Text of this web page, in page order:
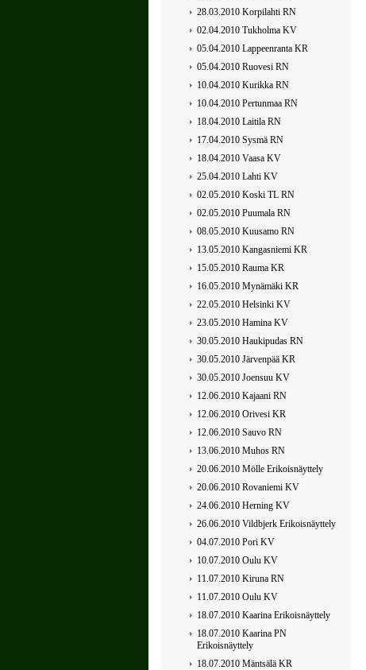
28.03.2010 Korpilahti RN
02.04.2010 Tukholma KV
05.04.2010 Lappeenranta KR
05.04.2010 Ruovesi RN
10.04.2010 Kurikka RN
10.04.2010 Pertunmaa RN
18.04.2010 Laitila RN
17.04.2010 Sysmä RN
18.04.2010 Vaasa KV
25.04.2010 Lahti KV
02.05.2010 Koski TL RN
02.05.2010 Puumala RN
08.05.2010 Kuusamo RN
13.05.2010 Kangasniemi KR
15.05.2010 Rauma KR
16.05.2010 Mynämäki KR
22.05.2010 Helsinki KV
23.05.2010 Hamina KV
30.05.2010 Haukipudas RN
30.05.2010 Järvenpää KR
30.05.2010 Joensuu KV
12.06.2010 Kajaani RN
12.06.2010 Orivesi KR
12.06.2010 Sauvo RN
13.06.2010 Muhos RN
20.06.2010 Mölle Erikoisnäyttely
20.06.2010 Rovaniemi KV
24.06.2010 Herning KV
26.06.2010 Vildbjerk Erikoisnäyttely
04.07.2010 Pori KV
10.07.2010 Oulu KV
11.07.2010 Kiruna RN
11.07.2010 Oulu KV
18.07.2010 Kaarina Erikoisnäyttely
18.07.2010 Kaarina PN
Erikoisnäyttely
18.07.2010 Mäntsälä KR